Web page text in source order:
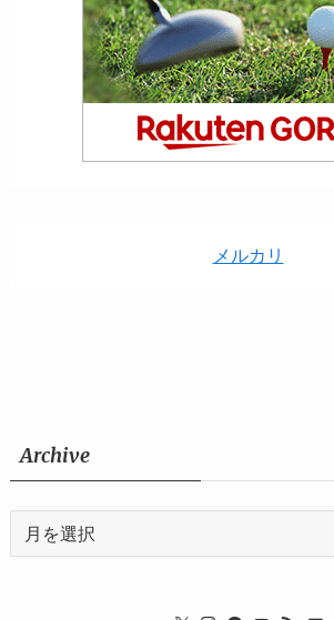
メルカリ
Archive
Archive